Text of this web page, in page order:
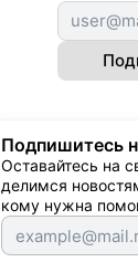
Подпишитесь
Оставайтесь на
делимся
кому нужна